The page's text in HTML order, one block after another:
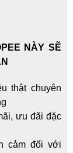
NÀY SẼ
thật chuyên
ưu đãi đặc
cảm đối với